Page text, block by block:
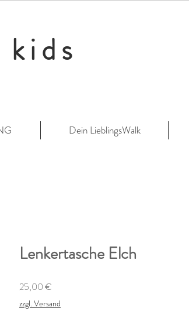
Dein LieblingsWalk
Lenkertasche Elch
25,00 €
zzgl. Versand